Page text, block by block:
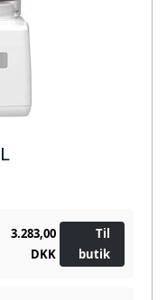
3.283,00
DKK
Til
butik